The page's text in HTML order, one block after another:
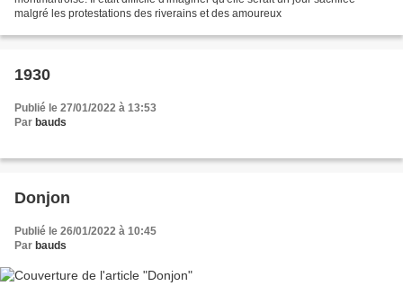
malgré les protestations des riverains et des amoureux
1930
Publié le 27/01/2022 à 13:53
Par bauds
Donjon
Publié le 26/01/2022 à 10:45
Par bauds